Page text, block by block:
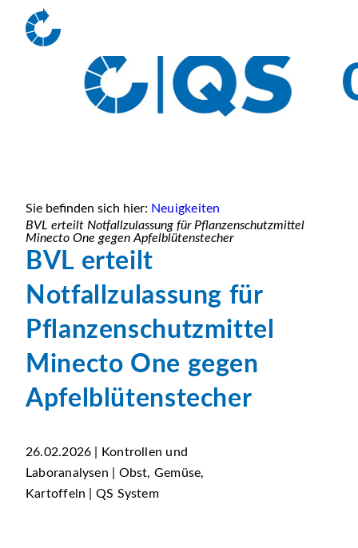
Sie befinden sich hier: Neuigkeiten
BVL erteilt Notfallzulassung für Pflanzenschutzmittel
Minecto One gegen Apfelblütenstecher
BVL erteilt
Notfallzulassung für
Pflanzenschutzmittel
Minecto One gegen
Apfelblütenstecher
26.02.2026 | Kontrollen und
Laboranalysen | Obst, Gemüse,
Kartoffeln | QS System